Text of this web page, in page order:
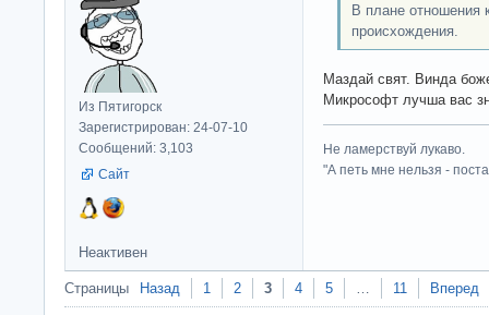
Из Пятигорск
Зарегистрирован: 24-07-10
Сообщений: 3,103
Сайт
В плане отношения
происхождения.
Маздай свят. Винда
Микрософт лучша вас
Не ламерствуй лукаво.
"А петь мне нельзя -
Неактивен
Страницы Назад 1 2 3 4 5 … 11 Вперед